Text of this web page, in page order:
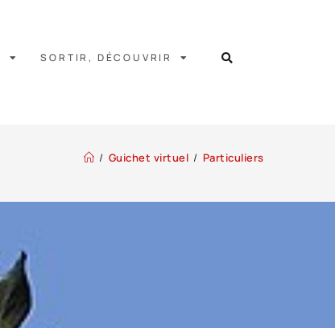
SORTIR, DÉCOUVRIR
/ Guichet virtuel / Particuliers